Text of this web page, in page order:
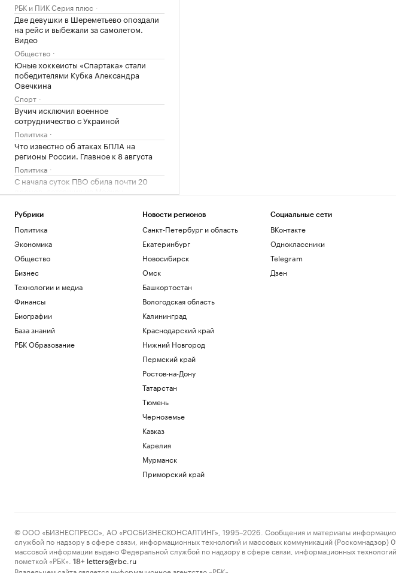
РБК и ПИК Серия плюс
Две девушки в Шереметьево опоздали
на рейс и выбежали за самолетом.
Видео
Общество
Юные хоккеисты «Спартака» стали
победителями Кубка Александра
Овечкина
Спорт
Вучич исключил военное
сотрудничество с Украиной
Политика
Что известно об атаках БПЛА на
регионы России. Главное к 8 августа
Политика
С начала суток ПВО сбила почти 20
Рубрики
Политика
Экономика
Общество
Бизнес
Технологии и медиа
Финансы
Биографии
База знаний
РБК Образование
Новости регионов
Санкт-Петербург и область
Екатеринбург
Новосибирск
Омск
Башкортостан
Вологодская область
Калининград
Краснодарский край
Нижний Новгород
Пермский край
Ростов-на-Дону
Татарстан
Тюмень
Черноземье
Кавказ
Карелия
Мурманск
Приморский край
Социальные сети
ВКонтакте
Одноклассники
Telegram
Дзен
© ООО «БИЗНЕСПРЕСС», АО «РОСБИЗНЕСКОНСАЛТИНГ», 1995–2026. Сообщения и материалы
службой по надзору в сфере связи, информационных технологий и массовых коммуникаций
массовой информации выдано Федеральной службой по надзору в сфере связи, информационных
пометкой «РБК».
18+ letters@rbc.ru